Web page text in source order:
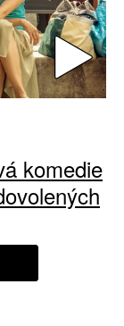
komedie